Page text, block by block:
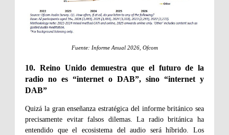
Fuente: Informe Anual 2026, Ofcom
10. Reino Unido demuestra que el futuro de la
radio no es “internet o DAB”, sino “internet y
DAB”
Quizá la gran enseñanza estratégica del informe británico sea
precisamente evitar falsos dilemas. La radio británica ha
entendido que el ecosistema del audio será híbrido. Los